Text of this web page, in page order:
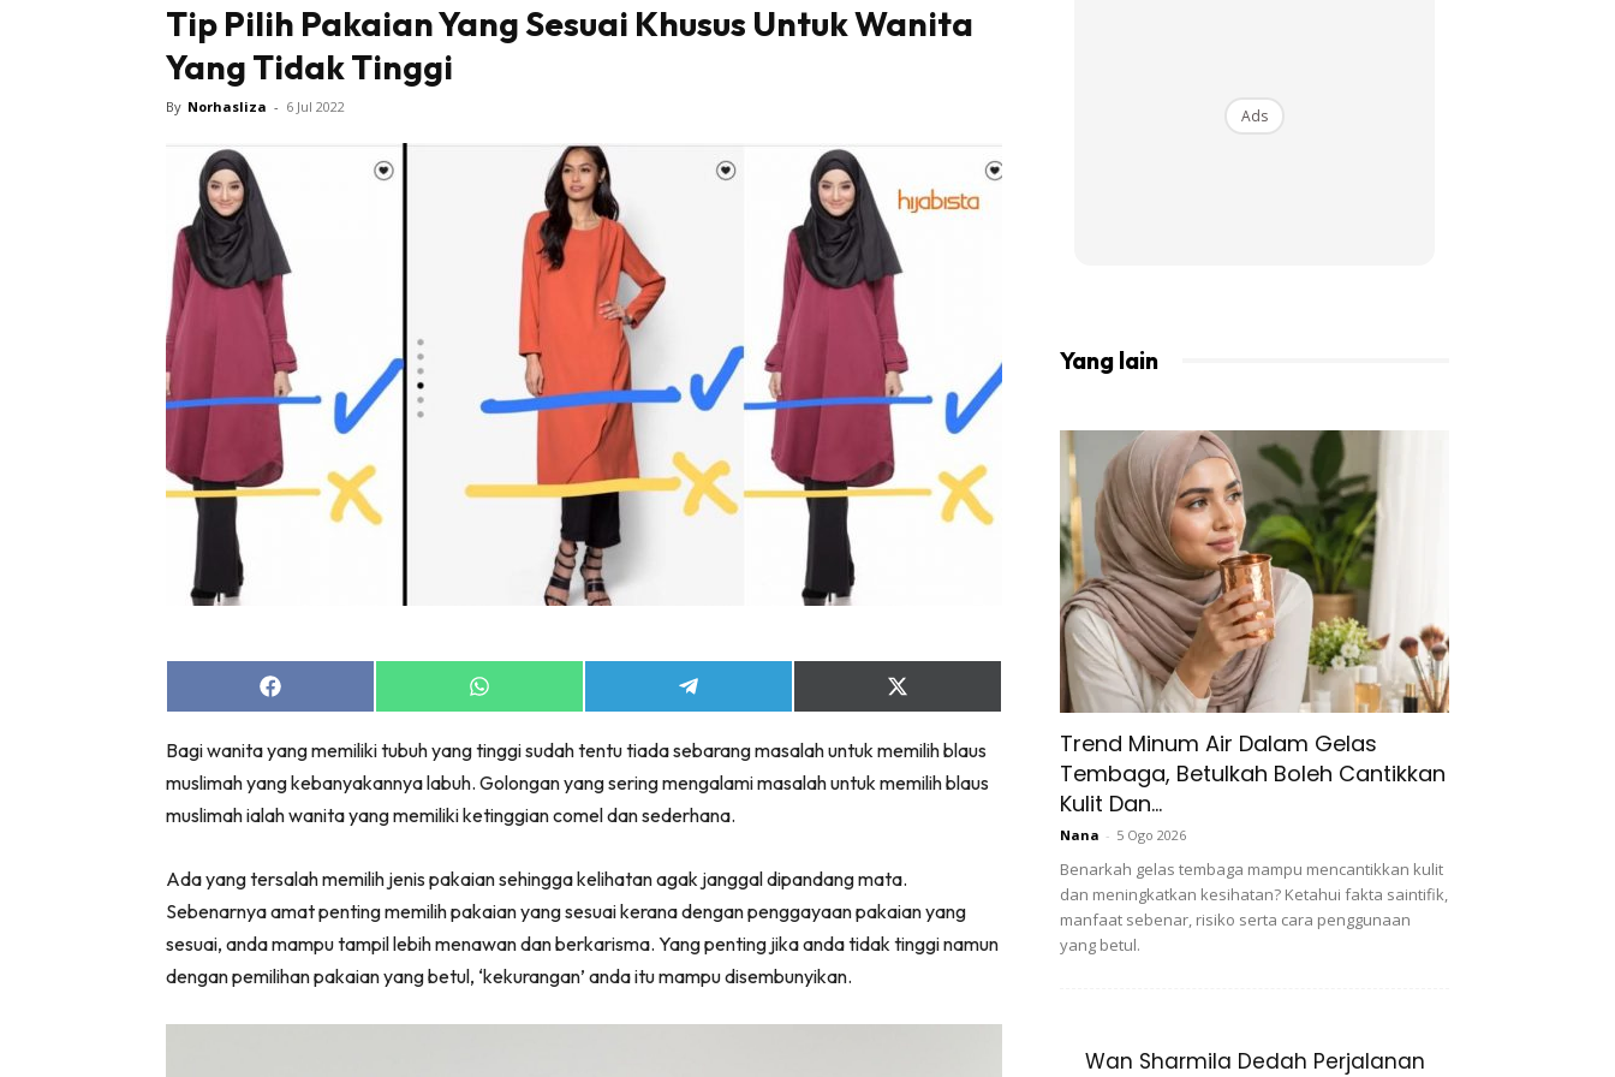
KLIK DI SEENI
Tip Pilih Pakaian Yang Sesuai Khusus Untuk Wanita
Yang Tidak Tinggi
By Norhasliza - 6 Jul 2022
Share
on
Share
on
Share
on
Share
on
(Twitter)
Bagi wanita yang memiliki tubuh yang tinggi sudah tentu tiada sebarang masalah untuk memilih blaus
muslimah yang kebanyakannya labuh. Golongan yang sering mengalami masalah untuk memilih blaus
muslimah ialah wanita yang memiliki ketinggian comel dan sederhana.
Ada yang tersalah memilih jenis pakaian sehingga kelihatan agak janggal dipandang mata.
Sebenarnya amat penting memilih pakaian yang sesuai kerana dengan penggayaan pakaian yang
sesuai, anda mampu tampil lebih menawan dan berkarisma. Yang penting jika anda tidak tinggi namun
dengan pemilihan pakaian yang betul, ‘kekurangan’ anda itu mampu disembunyikan.
Ads
Yang lain
Trend Minum Air Dalam Gelas
Tembaga, Betulkah Boleh Cantikkan
Kulit Dan...
Nana - 5 Ogo 2026
Benarkah gelas tembaga mampu mencantikkan kulit
dan meningkatkan kesihatan? Ketahui fakta saintifik,
manfaat sebenar, risiko serta cara penggunaan
yang betul.
Wan Sharmila Dedah Perjalanan